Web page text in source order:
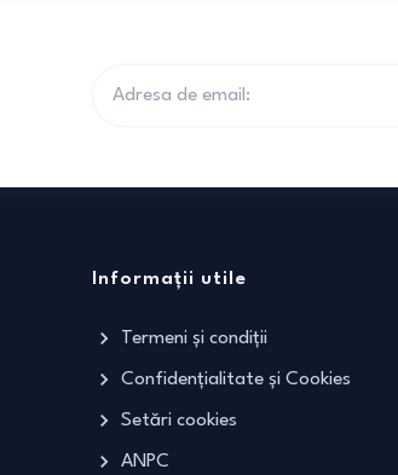
Informații utile
Termeni și condiții
Confidențialitate și Cookies
Setări cookies
ANPC